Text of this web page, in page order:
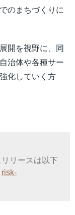
のまちづくりに
開を視野に、同
治体や各種サー
化していく方
リースは以下
risk-